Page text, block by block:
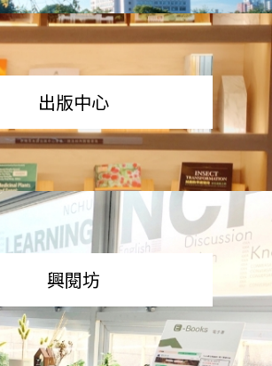
出版中心
興閱坊